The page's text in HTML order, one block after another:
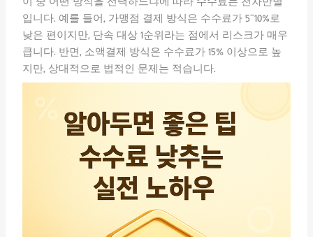
입니다. 예를 들어, 가맹점 결제 방식은 수수료가 5~10%로
낮은 편이지만, 단속 대상 1순위라는 점에서 리스크가 매우
큽니다. 반면, 소액결제 방식은 수수료가 15% 이상으로 높
지만, 상대적으로 법적인 문제는 적습니다.